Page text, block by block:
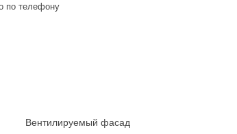
по телефону
Вентилируемый фасад